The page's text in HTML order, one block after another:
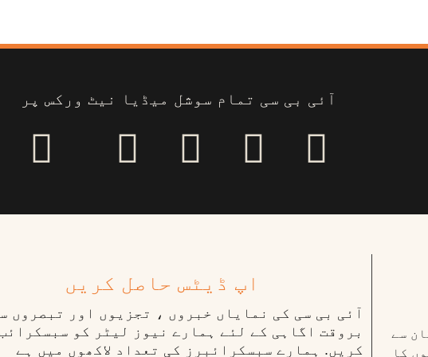
آئی بی سی تمام سوشل میڈیا نیٹ ورکس پر
سے
کا
اپ ڈیٹس حاصل کریں
آئی بی سی کی نمایاں خبروں ، تجزیوں اور تبصروں
بروقت اگاہی کے لئے ہمارے نیوز لیٹر کو
کریں. ہمارے سبسکرائبرز کی تعداد لاکھوں میں ہے